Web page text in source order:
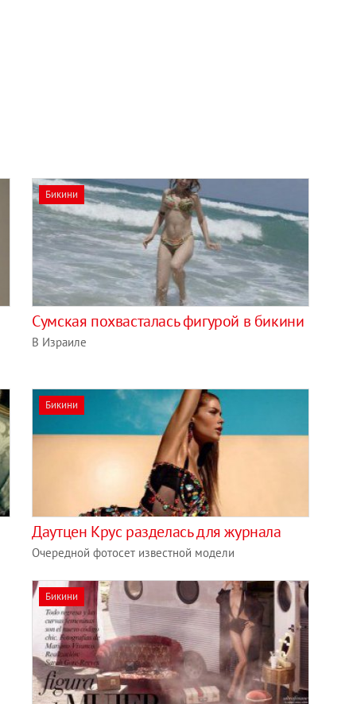
Бикини
Сумская похвасталась фигурой в бикини
В Израиле
Бикини
Даутцен Крус разделась для журнала
Очередной фотосет известной модели
Бикини